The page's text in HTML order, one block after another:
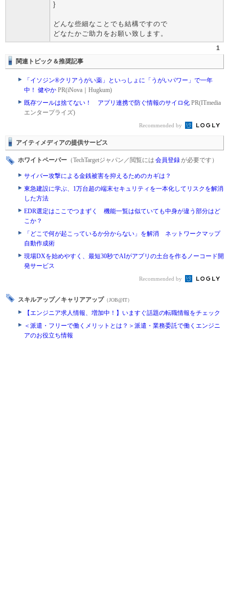
}
どんな些細なことでも結構ですので
どなたかご助力をお願い致します。
1
関連トピック＆推奨記事
「イソジン®クリアうがい薬」といっしょに「うがいパワー」で一年
中！ 健やか PR(iNova｜Hugkum)
既存ツールは捨てない！ アプリ連携で防ぐ情報のサイロ化 PR(ITmedia
エンタープライズ)
Recommended by
アイティメディアの提供サービス
ホワイトペーパー （TechTargetジャパン／閲覧には 会員登録が必要です）
サイバー攻撃による金銭被害を抑えるためのカギは？
東急建設に学ぶ、1万台超の端末セキュリティを一本化してリスクを解消
した方法
EDR選定はここでつまずく 機能一覧は似ていても中身が違う部分はど
こか？
「どこで何が起こっているか分からない」を解消 ネットワークマップ
自動作成術
現場DXを始めやすく、最短30秒でAIがアプリの土台を作るノーコード開
発サービス
Recommended by
スキルアップ／キャリアアップ （JOB@IT）
【エンジニア求人情報、増加中！】いますぐ話題の転職情報をチェック
＜派遣・フリーで働くメリットとは？＞派遣・業務委託で働くエンジニ
アのお役立ち情報